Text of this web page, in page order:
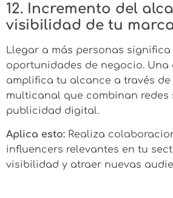
12. Incremento del
visibilidad de tu marca
Llegar a más personas significa
oportunidades de negocio.
amplifica tu alcance a través de
multicanal que combinan redes
publicidad digital.
Aplica esto: Realiza
influencers relevantes en tu
visibilidad y atraer nuevas